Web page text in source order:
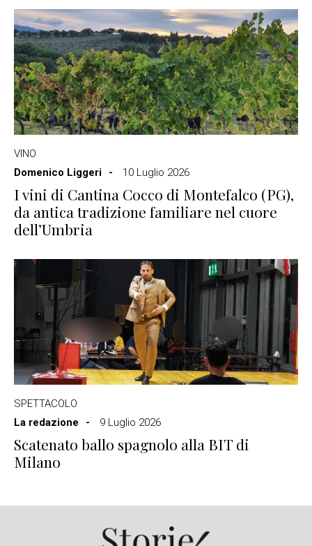
VINO
Domenico Liggeri
10 Luglio 2026
I vini di Cantina Cocco di Montefalco (PG),
da antica tradizione familiare nel cuore
dell’Umbria
SPETTACOLO
La redazione
9 Luglio 2026
Scatenato ballo spagnolo alla BIT di
Milano